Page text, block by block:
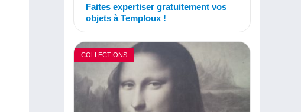
Faites expertiser gratuitement vos
objets à Temploux !
COLLECTIONS